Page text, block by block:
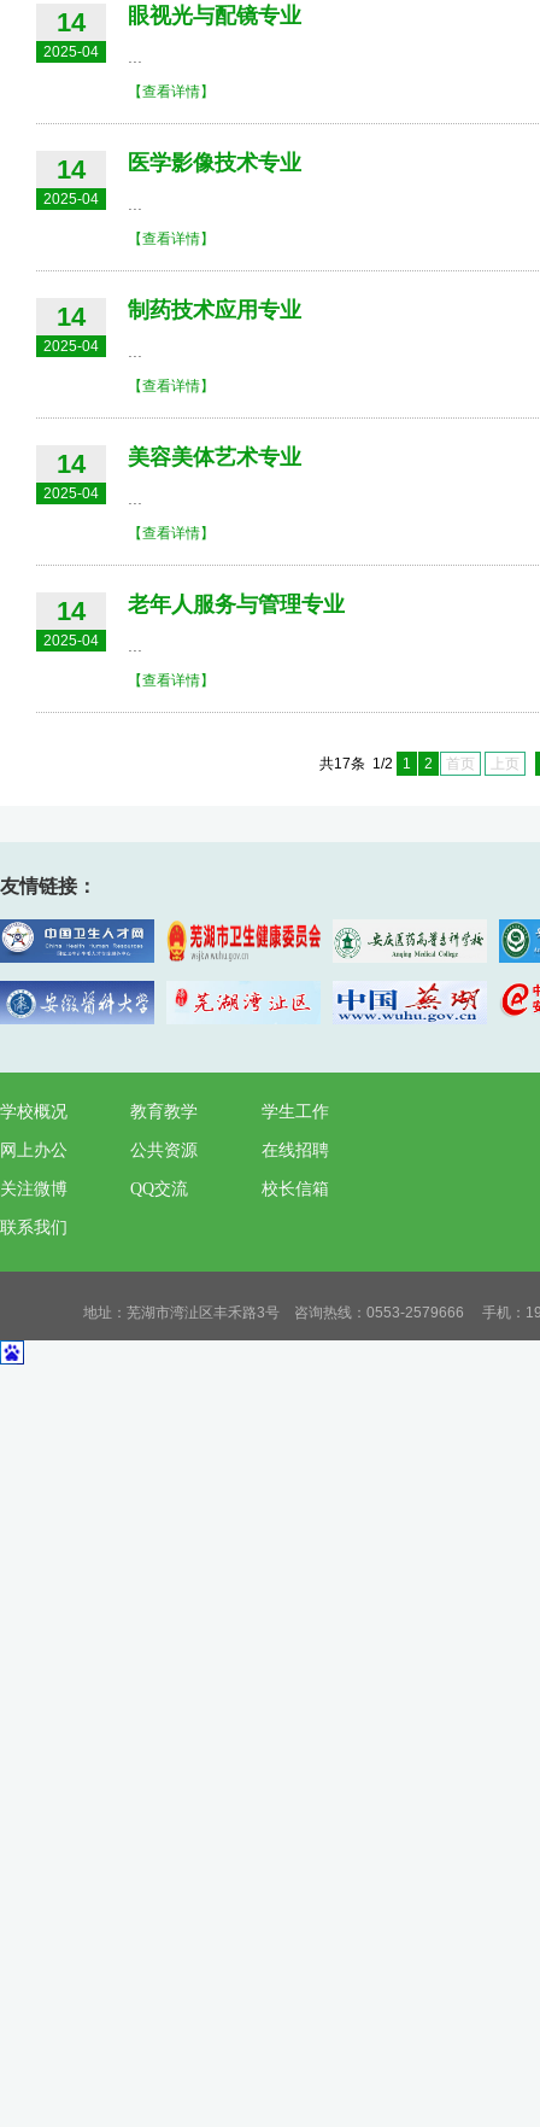
14
2025-04
眼视光与配镜专业
【查看详情】
14
2025-04
医学影像技术专业
【查看详情】
14
2025-04
制药技术应用专业
【查看详情】
14
2025-04
美容美体艺术专业
【查看详情】
14
2025-04
老年人服务与管理专业
【查看详情】
共17条 1/2 首页 上页
1 2
友情链接：
学校概况 教育教学 学生工作
网上办公 公共资源 在线招聘
关注微博 QQ交流 校长信箱
联系我们
地址：芜湖市湾沚区丰禾路3号 咨询热线：0553-2579666 手机：